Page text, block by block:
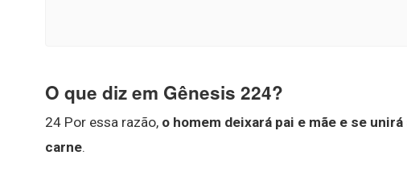
O que diz em Gênesis 224?
24 Por essa razão, o homem deixará pai e mãe e se
carne.